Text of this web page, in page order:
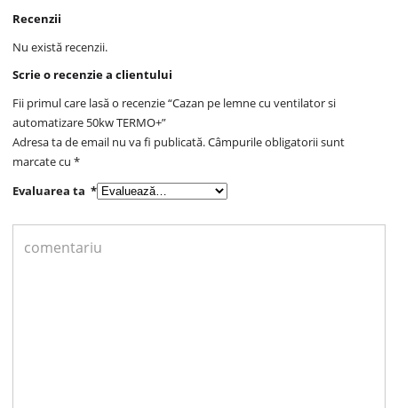
Recenzii
Nu există recenzii.
Scrie o recenzie a clientului
Fii primul care lasă o recenzie “Cazan pe lemne cu ventilator si
automatizare 50kw TERMO+”
Adresa ta de email nu va fi publicată.Câmpurile obligatorii sunt
marcate cu*
Evaluarea ta*